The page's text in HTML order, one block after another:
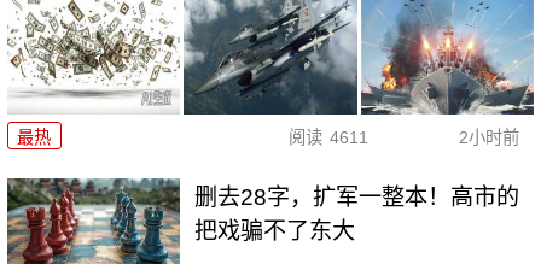
最热 阅读 4611 2小时前
删去28字，扩军一整本！高市的
把戏骗不了东大